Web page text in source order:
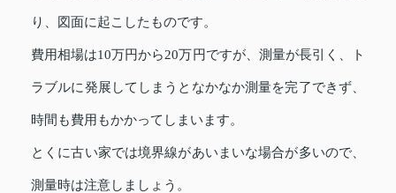
り、図面に起こしたものです。
費用相場は10万円から20万円ですが、測量が長引く、ト
ラブルに発展してしまうとなかなか測量を完了できず、
時間も費用もかかってしまいます。
とくに古い家では境界線があいまいな場合が多いので、
測量時は注意しましょう。